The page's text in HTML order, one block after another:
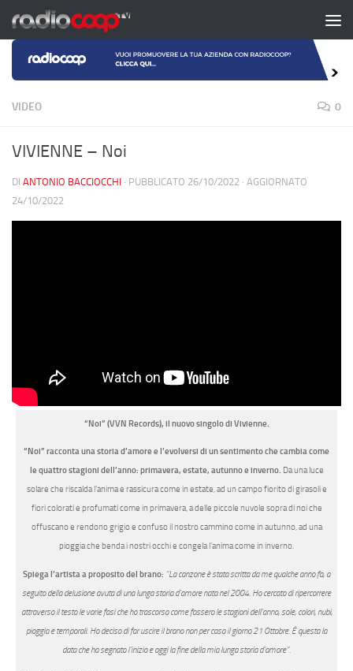
Salta al contenuto
VIDEO 0
VIVIENNE – Noi
DI ANTONIO BACCIOCCHI · PUBBLICATO 26/10/2022 · AGGIORNATO
24/10/2022
“Noi” (VVN Records), il nuovo singolo di Vivienne.
“Noi” racconta una storia d’amore e l’evolversi di un sentimento che cambiacome
le quattro stagioni dell’anno: primavera, estate, autunno e inverno. Da una luce
solare che riscalda l’anima e rassicura come in estate, ad un campo fiorito di girasoli e
fiori colorati e profumati come in primavera, a delle piccole nuvole sopra di noi che
offuscano e rendono grigio e confuso il nostro cammino come in autunno, ad una
pioggia che benda i nostri occhi e congela l’anima come in inverno.
Spiega l’artista a proposito del brano: “La canzone è stata scritta da me qualche anno fa, a
seguito della delusione avuta di una lunga storia d’amore nata nel 2004. Ho cercato di ripercorrere
attraverso il testo le varie fasi che ho trascorso come fossero le stagioni dell’anno, sole, colori, nubi,
pioggia e temporali. Ho deciso di far uscire il brano non per caso il giorno 21 Ottobre. È questa la
data che ha segnato l’inizio e oggi la fine della mia lunga storia d’amore”.